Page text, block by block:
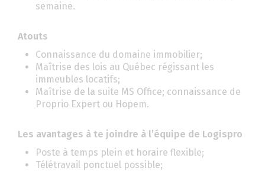
semaine.
Atouts
Connaissance du domaine immobilier;
Maîtrise des lois au Québec régissant les
immeubles locatifs;
Maîtrise de la suite MS Office; connaissance de
Proprio Expert ou Hopem.
Les avantages à te joindre à l’équipe de Logispro
Poste à temps plein et horaire flexible;
Télétravail ponctuel possible;